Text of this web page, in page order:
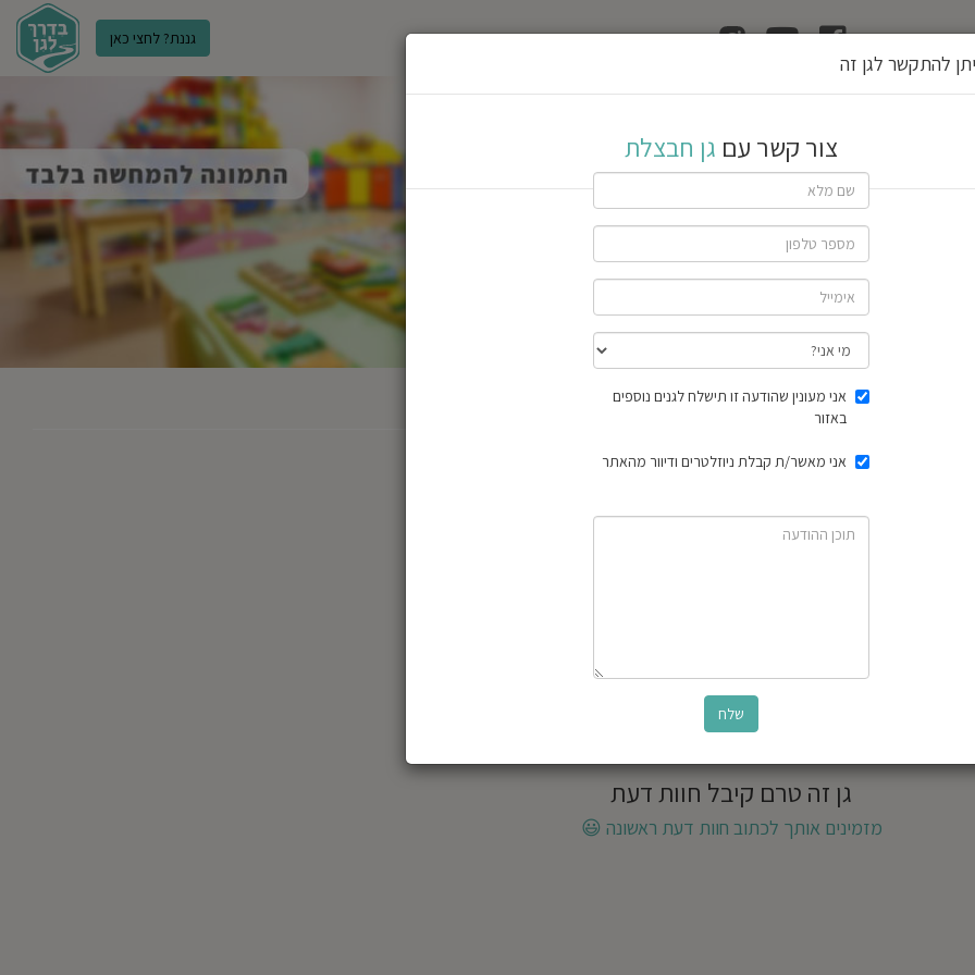
גננת? לחצי כאן
הוצאת רשיון גן
חוות דעת
גן זה טרם קיבל חוות דעת
מזמינים אותך לכתוב חוות דעת ראשונה 😃
להתקשר לגן זה
צור קשר עם גן חבצלת
אני מעונין שהודעה זו תישלח לגנים נוספים
באזור
אני מאשר/ת קבלת ניוזלטרים ודיוור מהאתר